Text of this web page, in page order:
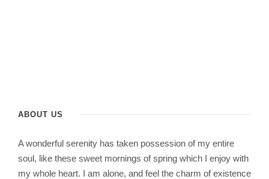
ABOUT US
A wonderful serenity has taken possession of my entire
soul, like these sweet mornings of spring which I enjoy with
my whole heart. I am alone, and feel the charm of existence